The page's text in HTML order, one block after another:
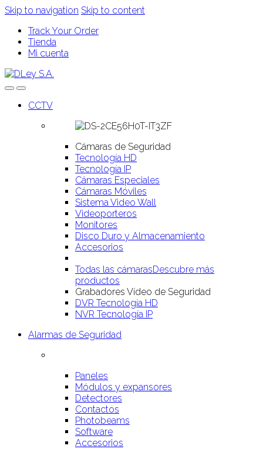
Skip to navigation Skip to content
Track Your Order
Tienda
Mi cuenta
CCTV
Cámaras de Seguridad
Tecnología HD
Tecnología IP
Cámaras Especiales
Cámaras Móviles
Sistema Video Wall
Videoporteros
Monitores
Disco Duro y Almacenamiento
Accesorios
Todas las cámarasDescubre más
productos
Grabadores Vídeo de Seguridad
DVR Tecnología HD
NVR Tecnología IP
Alarmas de Seguridad
Paneles
Módulos y expansores
Detectores
Contactos
Photobeams
Software
Accesorios